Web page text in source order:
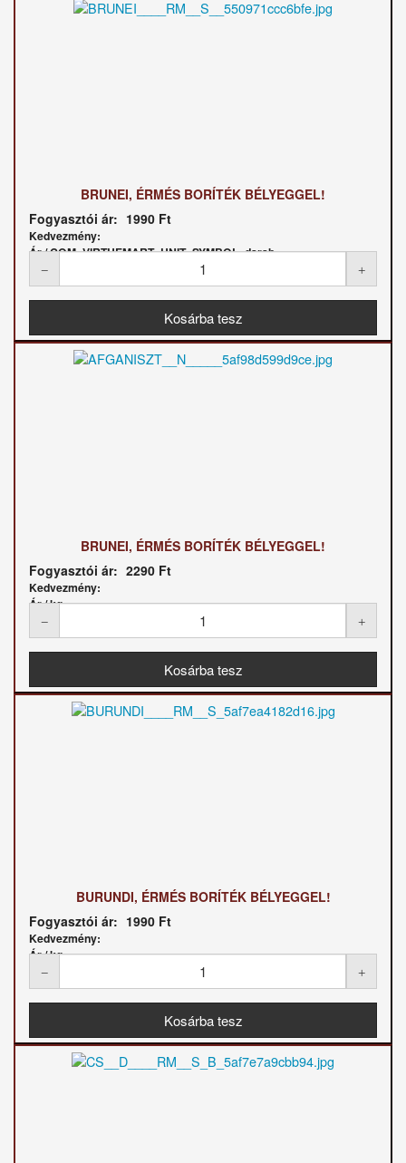
BRUNEI, ÉRMÉS BORÍTÉK BÉLYEGGEL!
Fogyasztói ár: 1990 Ft
Kedvezmény:
Ár / COM_VIRTUEMART_UNIT_SYMBOL_darab:
BRUNEI, ÉRMÉS BORÍTÉK BÉLYEGGEL!
Fogyasztói ár: 2290 Ft
Kedvezmény:
Ár / kg:
BURUNDI, ÉRMÉS BORÍTÉK BÉLYEGGEL!
Fogyasztói ár: 1990 Ft
Kedvezmény:
Ár / kg: